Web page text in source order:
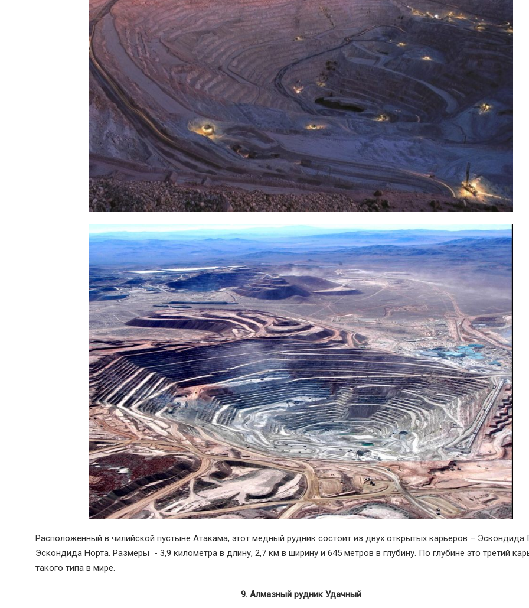
Расположенный в чилийской пустыне Атакама, этот медный рудник состоит из двух открытых карьеров – Эскондида
Эскондида Норта. Размеры - 3,9 километра в длину, 2,7 км в ширину и 645 метров в глубину. По глубине это третий
такого типа в мире.
9. Алмазный рудник Удачный